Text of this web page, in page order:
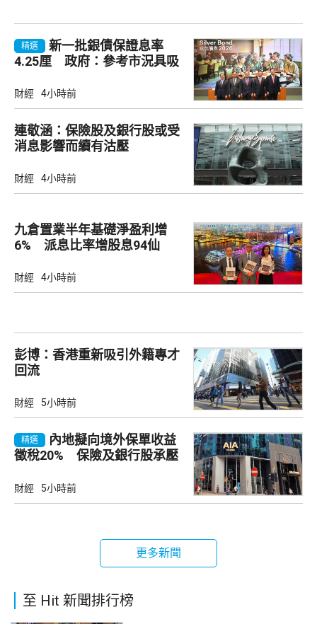
精選
新一批銀債保證息率
4.25厘 政府：參考市況具吸
財經 4小時前
連敬涵：保險股及銀行股或受
消息影響而續有沽壓
財經 4小時前
九倉置業半年基礎淨盈利增
6% 派息比率增股息94仙
財經 4小時前
彭博：香港重新吸引外籍專才
回流
財經 5小時前
精選
內地擬向境外保單收益
徵稅20% 保險及銀行股承壓
財經 5小時前
更多新聞
至 Hit 新聞排行榜